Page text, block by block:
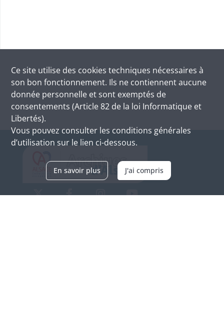
Ce site utilise des cookies techniques nécessaires à
son bon fonctionnement. Ils ne contiennent aucune
donnée personnelle et sont exemptés de
consentements (Article 82 de la loi Informatique et
Libertés).
Vous pouvez consulter les conditions générales
d’utilisation sur le lien ci-dessous.
En savoir plus J'ai compris